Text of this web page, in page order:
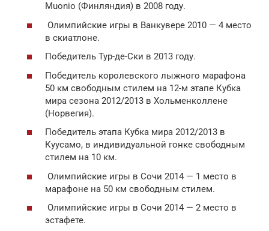
Muonio (Финляндия) в 2008 году.
Олимпийские игры в Ванкувере 2010 — 4 место
в скиатлоне.
Победитель Тур-де-Ски в 2013 году.
Победитель королевского лыжного марафона
50 км свободным стилем на 12-м этапе Кубка
мира сезона 2012/2013 в Хольменколлене
(Норвегия).
Победитель этапа Кубка мира 2012/2013 в
Куусамо, в индивидуальной гонке свободным
стилем на 10 км.
Олимпийские игры в Сочи 2014 — 1 место в
марафоне на 50 км свободным стилем.
Олимпийские игры в Сочи 2014 — 2 место в
эстафете.